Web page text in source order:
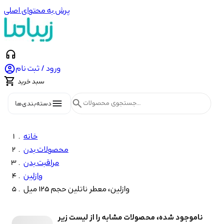
پرش به محتوای اصلی
headphones
ورود / ثبت نام
 سبد خرید
menuدسته‌بندی‌ها search
خانه
محصولات بدن
مراقبت بدن
وازلین
وازلین، معطر ناتلین حجم 125 میل
ناموجود شده، محصولات مشابه را از لیست زیر